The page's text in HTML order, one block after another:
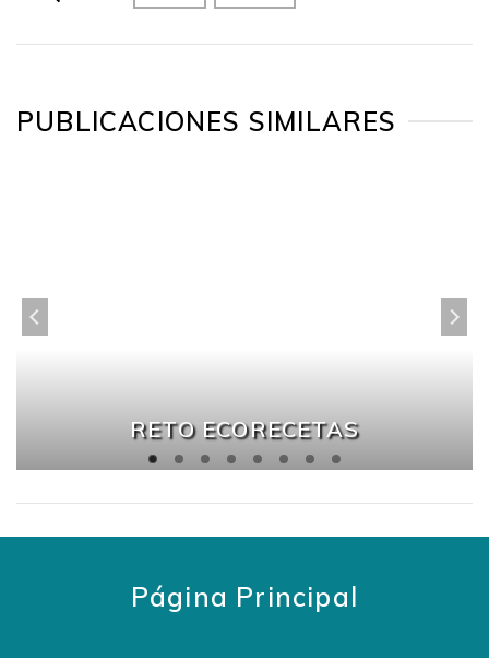
PUBLICACIONES SIMILARES
RETO ECORECETAS
Página Principal